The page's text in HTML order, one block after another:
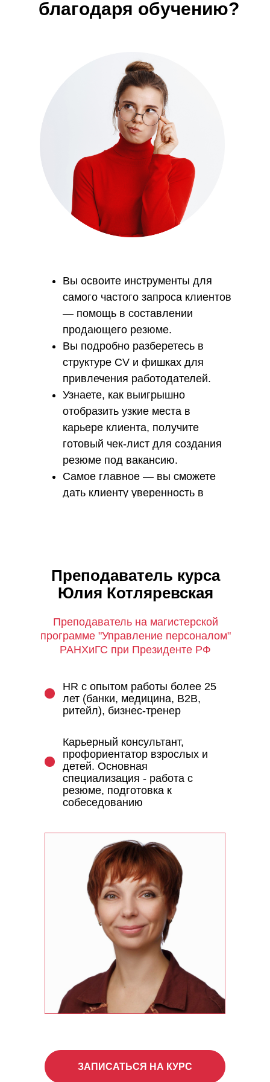
благодаря обучению?
Вы освоите инструменты для
самого частого запроса клиентов
— помощь в составлении
продающего резюме.
Вы подробно разберетесь в
структуре CV и фишках для
привлечения работодателей.
Узнаете, как выигрышно
отобразить узкие места в
карьере клиента, получите
готовый чек-лист для создания
резюме под вакансию.
Самое главное — вы сможете
дать клиенту уверенность в
HR с опытом работы более 25
лет (банки, медицина, B2B,
ритейл), бизнес-тренер
Карьерный консультант,
профориентатор взрослых и
детей. Основная
специализация - работа с
резюме, подготовка к
собеседованию
Преподаватель курса
Юлия Котляревская
Преподаватель на магистерской
программе "Управление персоналом"
РАНХиГС при Президенте РФ
ЗАПИСАТЬСЯ НА КУРС